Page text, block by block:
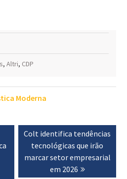
, Altri, CDP
Moderna
Next
post:
Colt identifica tendências
tecnológicas que irão
marcar setor empresarial
em 2026